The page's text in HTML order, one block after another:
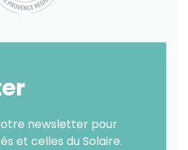
newsletter pour
et celles du Solaire.